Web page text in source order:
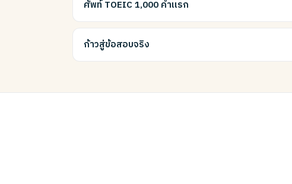
ศัพท์ TOEIC 1,000 คำแรก
ก้าวสู่ข้อสอบจริง